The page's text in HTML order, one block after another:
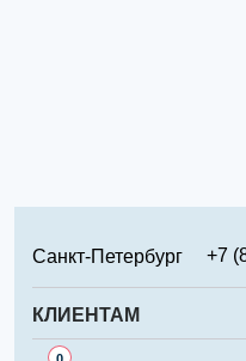
Санкт-Петербург
+7
Москва
+7
КЛИЕНТАМ
Сервис
0